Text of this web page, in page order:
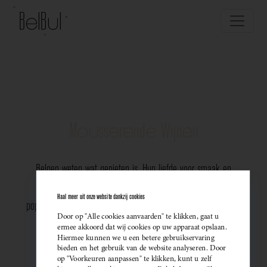
Belgen weten wat genieten is. Hun liefde voor smaak en
populariteit van Belgische mousserende wijnen. Meer dan ooit
kiezen ze bewust voor lokale bubbels — ideaal als
sprankelend aperitief of als verfijnde match bij een
gastronomisch diner. Santé!
Haal meer uit onze website dankzij cookies
Door op "Alle cookies aanvaarden" te klikken, gaat u
ermee akkoord dat wij cookies op uw apparaat opslaan.
Hiermee kunnen we u een betere gebruikservaring
bieden en het gebruik van de website analyseren. Door
op "Voorkeuren aanpassen" te klikken, kunt u zelf